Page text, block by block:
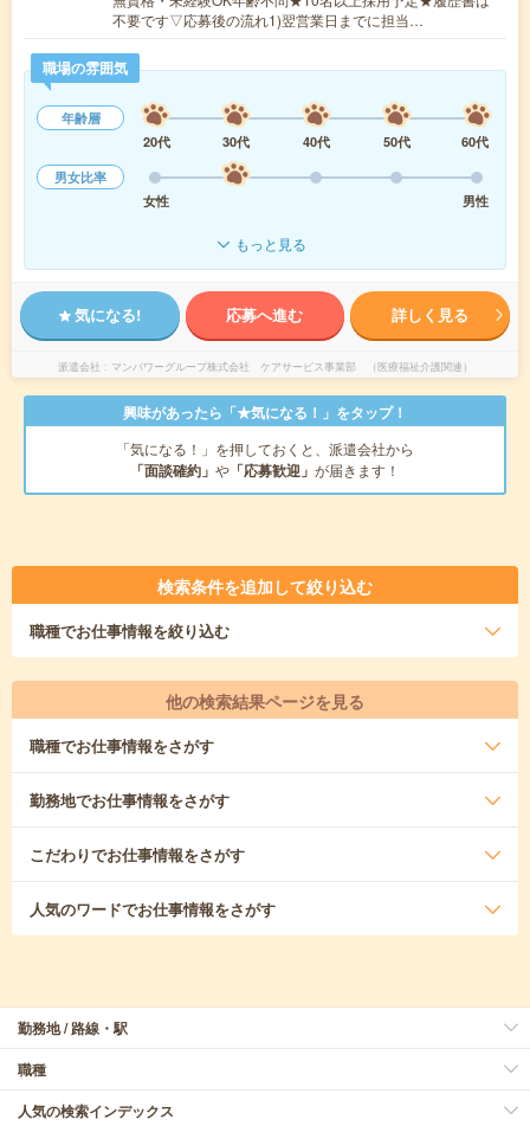
不要です▽応募後の流れ1)翌営業日までに担当…
職場の雰囲気
年齢層
20代
30代 40代 50代
60代
男女比率
女性
男性
もっと見る
気になる! 応募へ進む 詳しく見る
派遣会社 マンパワーグループ株式会社 ケアサービス事業部 （医療福祉介護関連）
興味があったら「★気になる！」をタップ！
「気になる！」を押しておくと、派遣会社から
「面談確約」 や 「応募歓迎」 が届きます！
検索条件を追加して絞り込む
職種でお仕事情報を絞り込む
他の検索結果ページを見る
職種でお仕事情報をさがす
勤務地でお仕事情報をさがす
こだわりでお仕事情報をさがす
人気のワードでお仕事情報をさがす
勤務地 / 路線・駅
職種
人気の検索インデックス